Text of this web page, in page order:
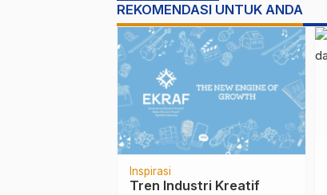
REKOMENDASI UNTUK ANDA
Inspirasi
Tren Industri Kreatif